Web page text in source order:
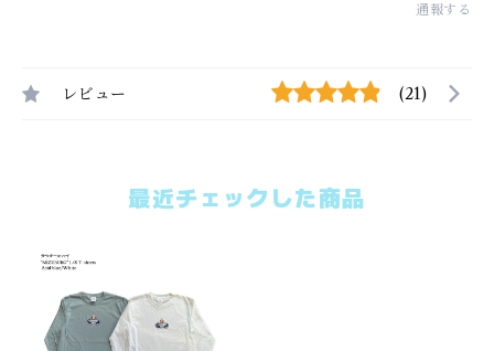
通報する
レビュー (21)
最近チェックした商品